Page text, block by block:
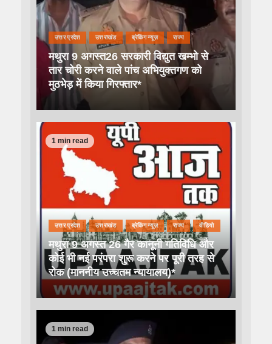
उत्तर प्रदेश उत्तराखंड ब्रेकिंग न्यूज़ राज्य
मथुरा 9 अगस्त26 सरकारी विद्युत खम्भो से
तार चोरी करने वाले पांच अभियुक्तगण को
मुठभेड़ में किया गिरफ्तार*
1 min read
उत्तर प्रदेश उत्तराखंड ब्रेकिंग न्यूज़ राज्य वीडियो
मथुरा 9 अगस्त 26 गैर कानूनी गतिविधि और
कोई भी नई परंपरा शुरू करने पर पूरी तरह से
रोक (माननीय उच्चतम न्यायालय)*
1 min read